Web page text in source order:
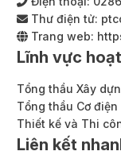
Thư điện tử:
Trang web:
Lĩnh vực
Tổng thầu Xây
Tổng thầu Cơ điện
Thiết kế và Thi
Liên kết